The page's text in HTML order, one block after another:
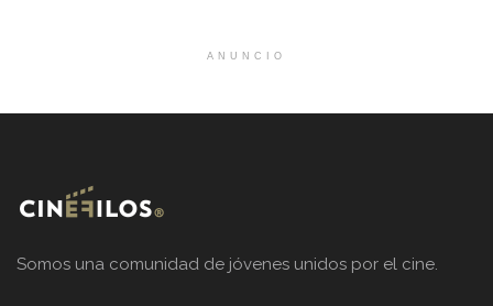
ANUNCIO
Somos una comunidad de jóvenes unidos por el cine.